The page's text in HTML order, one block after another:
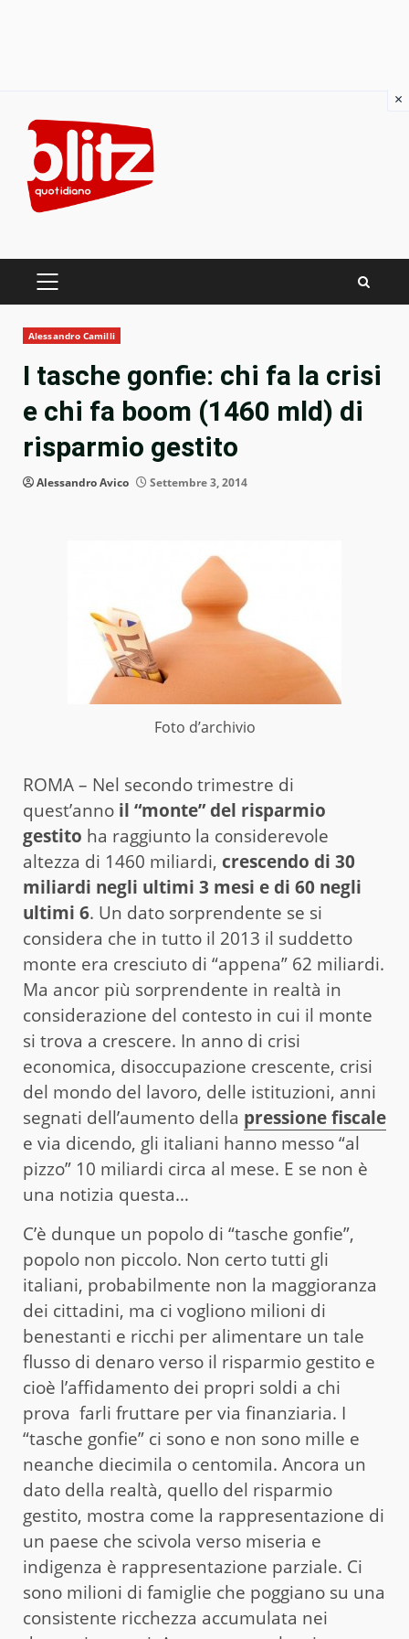
content
PRIMARY
Alessandro Camilli
I tasche gonfie: chi fa la crisi
e chi fa boom (1460 mld) di
risparmio gestito
Alessandro Avico Settembre 3, 2014
Foto d’archivio
ROMA – Nel secondo trimestre di
quest’anno il “monte” del risparmio
gestito ha raggiunto la considerevole
altezza di 1460 miliardi, crescendo di 30
miliardi negli ultimi 3 mesi e di 60 negli
ultimi 6. Un dato sorprendente se si
considera che in tutto il 2013 il suddetto
monte era cresciuto di “appena” 62 miliardi.
Ma ancor più sorprendente in realtà in
considerazione del contesto in cui il monte
si trova a crescere. In anno di crisi
economica, disoccupazione crescente, crisi
del mondo del lavoro, delle istituzioni, anni
segnati dell’aumento della pressione fiscale
e via dicendo, gli italiani hanno messo “al
pizzo” 10 miliardi circa al mese. E se non è
una notizia questa…
C’è dunque un popolo di “tasche gonfie”,
popolo non piccolo. Non certo tutti gli
italiani, probabilmente non la maggioranza
dei cittadini, ma ci vogliono milioni di
benestanti e ricchi per alimentare un tale
flusso di denaro verso il risparmio gestito e
cioè l’affidamento dei propri soldi a chi
prova farli fruttare per via finanziaria. I
“tasche gonfie” ci sono e non sono mille e
neanche diecimila o centomila. Ancora un
dato della realtà, quello del risparmio
gestito, mostra come la rappresentazione di
un paese che scivola verso miseria e
indigenza è rappresentazione parziale. Ci
sono milioni di famiglie che poggiano su una
consistente ricchezza accumulata nei
×